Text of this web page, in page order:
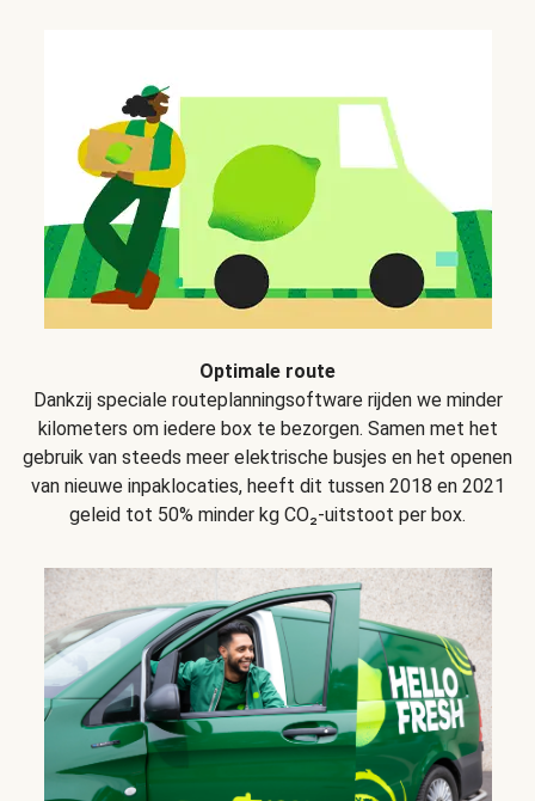
Optimale route
Dankzij speciale routeplanningsoftware rijden we minder
kilometers om iedere box te bezorgen. Samen met het
gebruik van steeds meer elektrische busjes en het openen
van nieuwe inpaklocaties, heeft dit tussen 2018 en 2021
geleid tot 50% minder kg CO₂-uitstoot per box.